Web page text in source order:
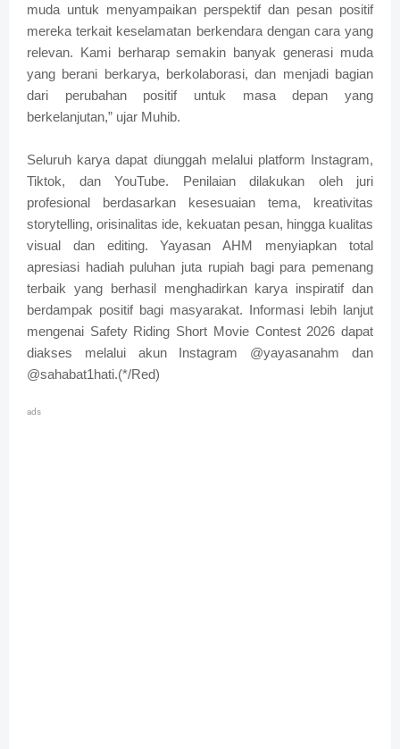
muda untuk menyampaikan perspektif dan pesan positif
mereka terkait keselamatan berkendara dengan cara yang
relevan. Kami berharap semakin banyak generasi muda
yang berani berkarya, berkolaborasi, dan menjadi bagian
dari perubahan positif untuk masa depan yang
berkelanjutan,” ujar Muhib.
Seluruh karya dapat diunggah melalui platform Instagram,
Tiktok, dan YouTube. Penilaian dilakukan oleh juri
profesional berdasarkan kesesuaian tema, kreativitas
storytelling, orisinalitas ide, kekuatan pesan, hingga kualitas
visual dan editing. Yayasan AHM menyiapkan total
apresiasi hadiah puluhan juta rupiah bagi para pemenang
terbaik yang berhasil menghadirkan karya inspiratif dan
berdampak positif bagi masyarakat. Informasi lebih lanjut
mengenai Safety Riding Short Movie Contest 2026 dapat
diakses melalui akun Instagram @yayasanahm dan
@sahabat1hati.(*/Red)
ads